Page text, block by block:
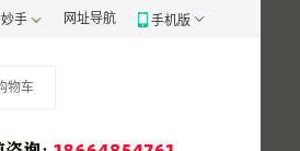
食品经营许可证： JY14401030058197
手 网址导航 手机版
物车